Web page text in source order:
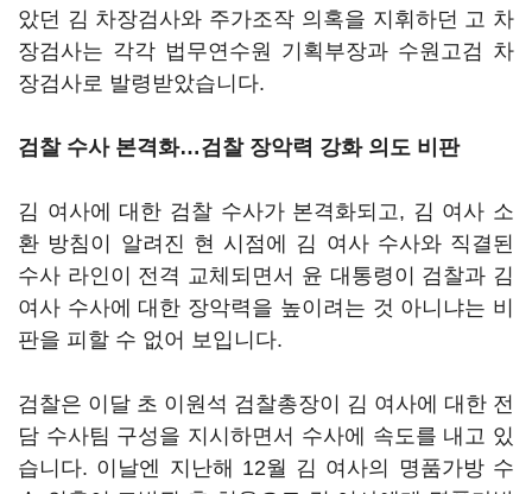
았던 김 차장검사와 주가조작 의혹을 지휘하던 고 차
장검사는 각각 법무연수원 기획부장과 수원고검 차
장검사로 발령받았습니다.
검찰 수사 본격화…검찰 장악력 강화 의도 비판
김 여사에 대한 검찰 수사가 본격화되고, 김 여사 소
환 방침이 알려진 현 시점에 김 여사 수사와 직결된
수사 라인이 전격 교체되면서 윤 대통령이 검찰과 김
여사 수사에 대한 장악력을 높이려는 것 아니냐는 비
판을 피할 수 없어 보입니다.
검찰은 이달 초 이원석 검찰총장이 김 여사에 대한 전
담 수사팀 구성을 지시하면서 수사에 속도를 내고 있
습니다. 이날엔 지난해 12월 김 여사의 명품가방 수